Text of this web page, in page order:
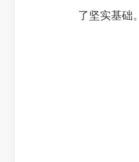
了坚实基础。